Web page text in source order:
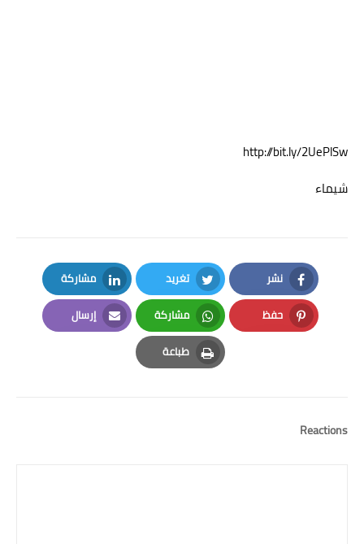
http://bit.ly/2UePlSw
شيماء
نشر
Facebook
تغريد
Twitter
مشاركة
LinkedIn
حفظ
Pinterest
مشاركة
Whatsapp
إرسال
Email
طباعة
Print
Reactions